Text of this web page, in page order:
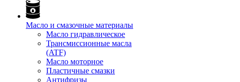
Масло и смазочные материалы
Масло гидравлическое
Трансмиссионные масла
(ATF)
Масло моторное
Пластичные смазки
Антифризы